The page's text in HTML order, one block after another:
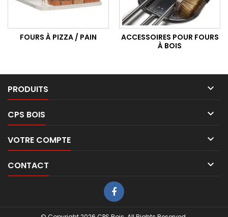
FOURS À PIZZA / PAIN
ACCESSOIRES POUR FOURS
À BOIS
PRODUITS 
CPS BOIS 
VOTRE COMPTE 
CONTACT 